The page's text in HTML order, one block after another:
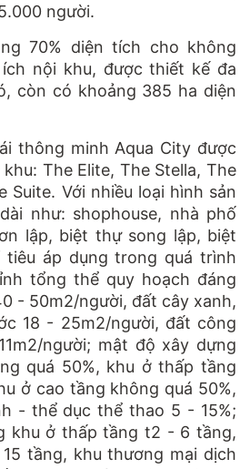
người.
70% diện tích cho không
nội khu, được thiết kế đa
còn có khoảng 385 ha diện
thông minh Aqua City được
The Elite, The Stella, The
Suite. Với nhiều loại hình sản
như: shophouse, nhà phố
lập, biệt thự song lập, biệt
áp dụng trong quá trình
tổng thể quy hoạch đáng
- 50m2/người, đất cây xanh,
18 - 25m2/người, đất công
người; mật độ xây dựng
quá 50%, khu ở thấp tầng
ở cao tầng không quá 50%,
- thể dục thể thao 5 - 15%;
khu ở thấp tầng t2 - 6 tầng,
tầng, khu thương mại dịch